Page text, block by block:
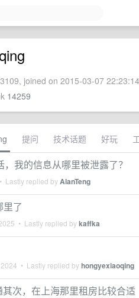
joined on 2015-03-07
14259
提问 技术话题 好玩
我的信息从哪里被泄露了？
• Lastly replied byAlanTeng
里了
• Lastly replied bykaffka
• Lastly replied byhongyexiaoqing
次，在上海那里租房比较合适